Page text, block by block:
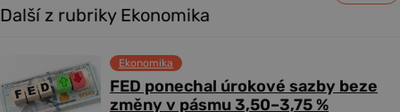
Další z rubriky Ekonomika
FED ponechal úrokové sazby beze
změny v pásmu 3,50–3,75 %
Ekonomika